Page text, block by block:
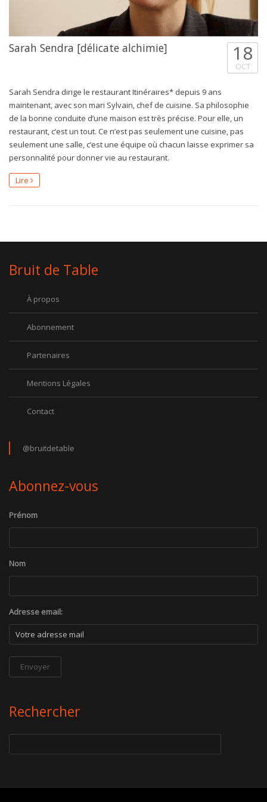
Sarah Sendra [délicate alchimie] 18
OCT
Sarah Sendra dirige le restaurant Itinéraires* depuis 9 ans
maintenant, avec son mari Sylvain, chef de cuisine. Sa philosophie
de la bonne conduite d’une maison est très précise. Pour elle, un
restaurant, c’est un tout. Ce n’est pas seulement une cuisine, pas
seulement une salle, c’est une équipe où chacun laisse exprimer sa
personnalité pour donner vie au restaurant.
Lire
Bruit de Table
À propos
Abonnement
Partenaires
Mentions Légales
Contact
@bruitdetable
Abonnez-vous
Prénom
Nom
Adresse email:
Rechercher